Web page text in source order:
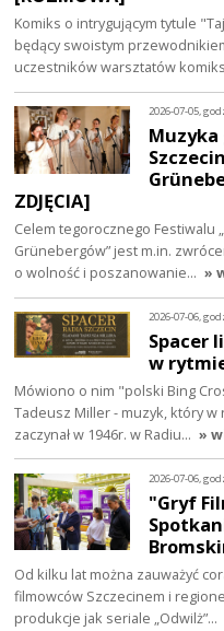
Komiks o intrygującym tytule
będący swoistym
uczestników warsztatów
2026-07-05,
ZDJĘCIA]
Celem tegorocznego Festiwalu
Grünebergów” jest m.in.
o wolność i poszanowanie… »
2026-07-06,
Spacer
w
Mówiono o nim "polski Bing
Tadeusz Miller - muzyk, który w
zaczynał w 1946r. w Radiu… »
2026-07-06,
"Gryf
Od kilku lat można zauważyć
filmowców Szczecinem i
produkcje jak seriale „Odwilż”…